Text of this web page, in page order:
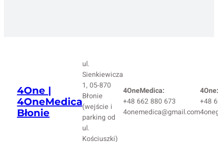
4One |
4OneMedica
Błonie
ul.
Sienkiewicza
1, 05-870
Błonie
(wejście i
parking od
ul.
Kościuszki)
4OneMedica:
+48 662 880 673
4onemedica@gmail.com
4One:
+48